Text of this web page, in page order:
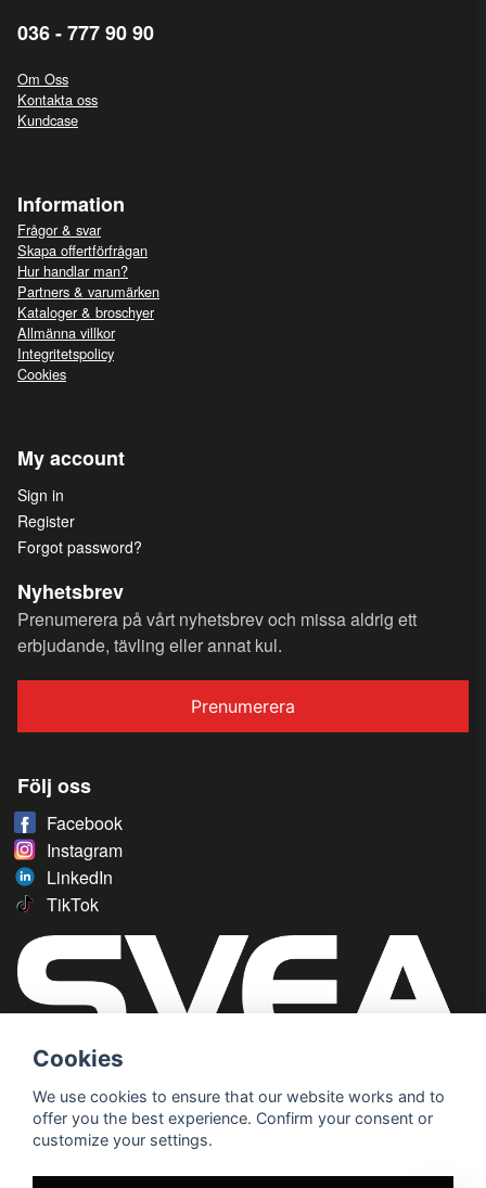
036 - 777 90 90
Om Oss
Kontakta oss
Kundcase
Information
Frågor & svar
Skapa offertförfrågan
Hur handlar man?
Partners & varumärken
Kataloger & broschyer
Allmänna villkor
Integritetspolicy
Cookies
My account
Sign in
Register
Forgot password?
Nyhetsbrev
Prenumerera på vårt nyhetsbrev och missa aldrig ett
erbjudande, tävling eller annat kul.
Prenumerera
Följ oss
Facebook
Instagram
LinkedIn
TikTok
Cookies
We use cookies to ensure that our website works and to
offer you the best experience. Confirm your consent or
customize your settings.